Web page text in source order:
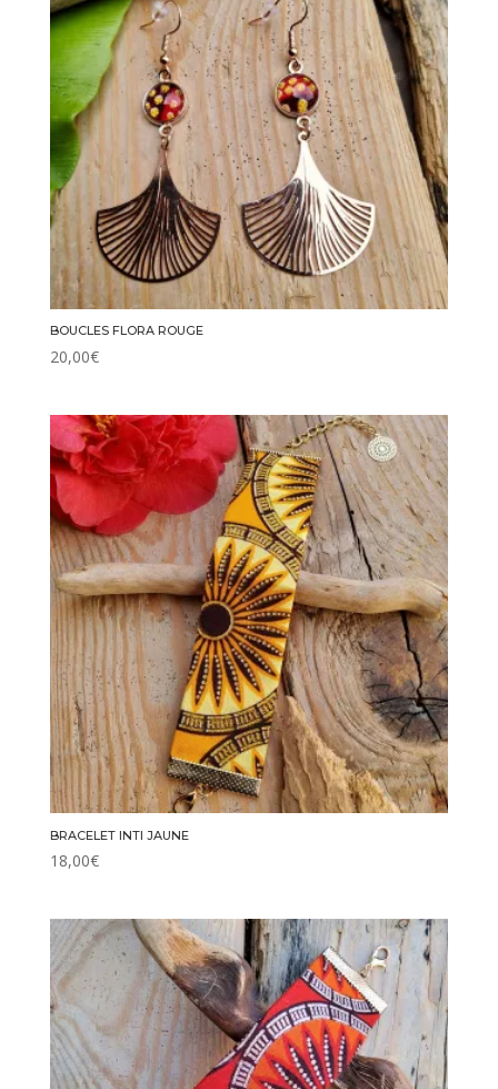
BOUCLES FLORA ROUGE
20,00€
BRACELET INTI JAUNE
18,00€